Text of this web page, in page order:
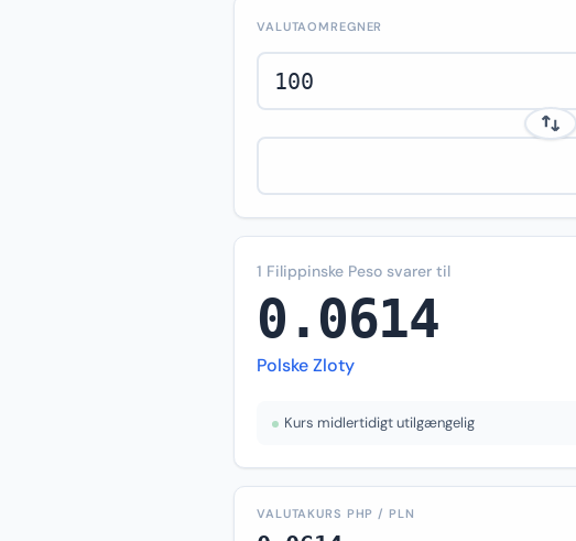
VALUTAOMREGNER
1 Filippinske Peso svarer til
0.0614
Polske Zloty
Kurs midlertidigt utilgængelig
VALUTAKURS PHP / PLN